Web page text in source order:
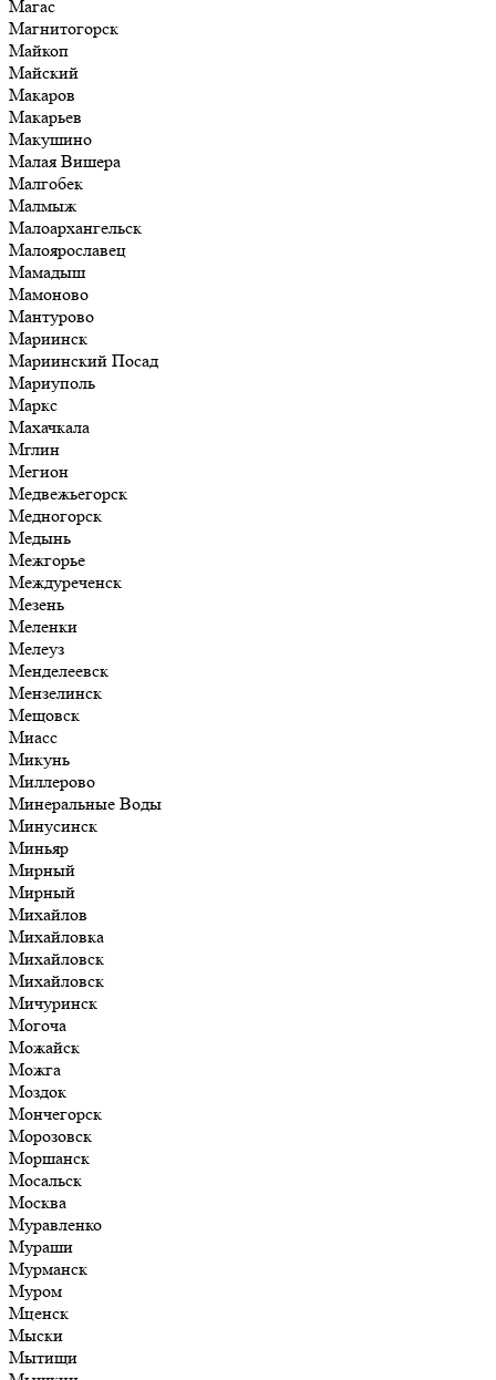
Магас
Магнитогорск
Майкоп
Майский
Макаров
Макарьев
Макушино
Малая Вишера
Малгобек
Малмыж
Малоархангельск
Малоярославец
Мамадыш
Мамоново
Мантурово
Мариинск
Мариинский Посад
Мариуполь
Маркс
Махачкала
Мглин
Мегион
Медвежьегорск
Медногорск
Медынь
Межгорье
Междуреченск
Мезень
Меленки
Мелеуз
Менделеевск
Мензелинск
Мещовск
Миасс
Микунь
Миллерово
Минеральные Воды
Минусинск
Миньяр
Мирный
Мирный
Михайлов
Михайловка
Михайловск
Михайловск
Мичуринск
Могоча
Можайск
Можга
Моздок
Мончегорск
Морозовск
Моршанск
Мосальск
Москва
Муравленко
Мураши
Мурманск
Муром
Мценск
Мыски
Мытищи